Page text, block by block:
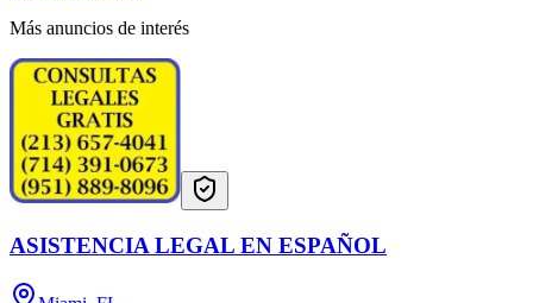
Más anuncios de interés
ASISTENCIA LEGAL EN ESPAÑOL